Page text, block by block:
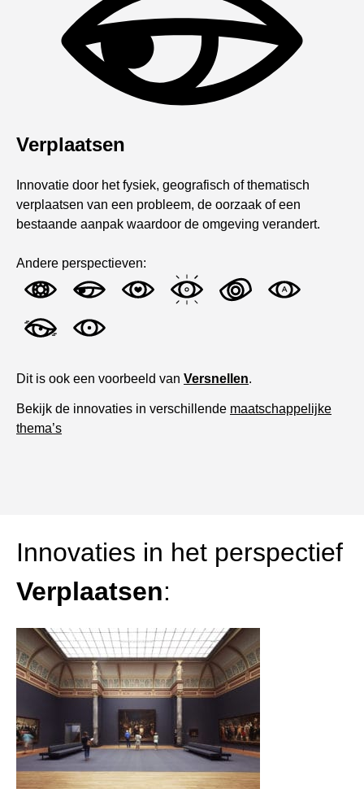
Verplaatsen
Innovatie door het fysiek, geografisch of thematisch
verplaatsen van een probleem, de oorzaak of een
bestaande aanpak waardoor de omgeving verandert.
Andere perspectieven:
Dit is ook een voorbeeld van Versnellen.
Bekijk de innovaties in verschillende maatschappelijke
thema’s
Innovaties in het perspectief
Verplaatsen: